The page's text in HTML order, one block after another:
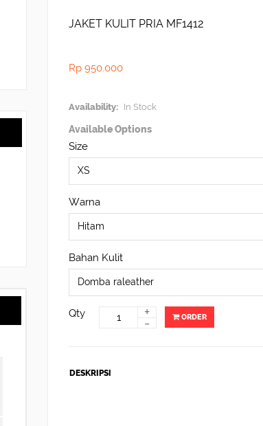
JAKET KULIT PRIA MF1412
Rp 950.000
Availability: In Stock
Available Options
Size
Warna
Bahan Kulit
Qty +
- ORDER
DESKRIPSI